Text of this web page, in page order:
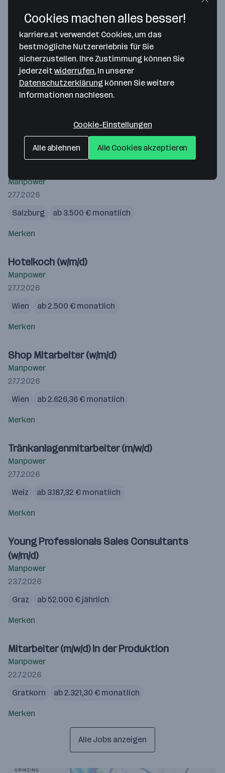
Merken
Sales Manager Beleuchtungsbranche (w/m/d)
Manpower
ab 3.600 € monatlich
Merken
Manpower
27.7.2026
Salzburg
ab 3.500 € monatlich
Merken
Hotelkoch (w/m/d)
Manpower
27.7.2026
Wien
ab 2.500 € monatlich
Merken
Shop Mitarbeiter (w/m/d)
Manpower
27.7.2026
Wien
ab 2.626,36 € monatlich
Merken
Tränkanlagenmitarbeiter (m/w/d)
Manpower
27.7.2026
Weiz
ab 3.187,32 € monatlich
Merken
Young Professionals Sales Consultants
(w/m/d)
Manpower
23.7.2026
Graz
ab 52.000 € jährlich
Merken
Mitarbeiter (m/w/d) in der Produktion
Manpower
22.7.2026
Gratkorn
ab 2.321,30 € monatlich
Merken
Alle Jobs anzeigen
Cookies machen alles besser!
karriere.at verwendet Cookies, um das
bestmögliche Nutzererlebnis für Sie
sicherzustellen. Ihre Zustimmung können Sie
jederzeitwiderrufen. In unserer
Datenschutzerklärung können Sie weitere
Informationen nachlesen.
Cookie-Einstellungen
Alle ablehnen Alle Cookies akzeptieren